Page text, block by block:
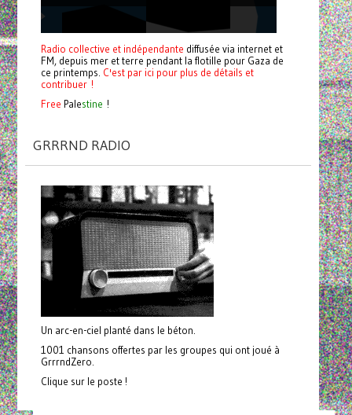
Radio collective et indépendante diffusée via internet et
FM, depuis mer et terre pendant la flotille pour Gaza de
ce printemps. C'est par ici pour plus de détails et
contribuer !
Free Palestine !
GRRRND RADIO
Un arc-en-ciel planté dans le béton.
1001 chansons offertes par les groupes qui ont joué à
GrrrndZero.
Clique sur le poste !